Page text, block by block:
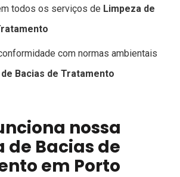
todos os serviços de Limpeza de
com normas ambientais
Bacias de Tratamento
nossa
de Bacias de
em Porto